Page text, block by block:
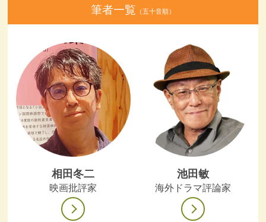
筆者一覧 （五十音順）
相田冬二
映画批評家
池田敏
海外ドラマ評論家